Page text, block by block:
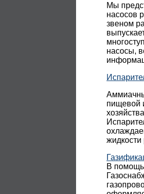
Мы
насосов
звеном
насосы,
пищевой
жидкости
В